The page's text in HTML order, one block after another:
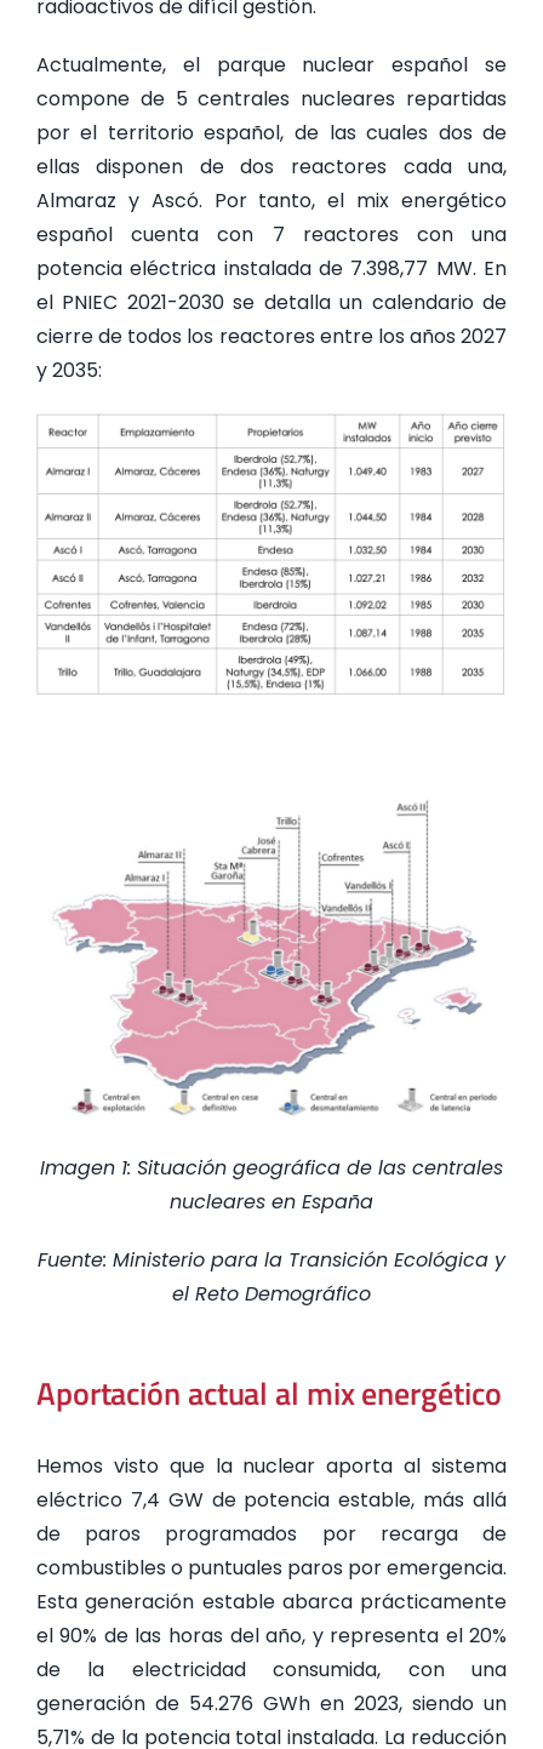
radioactivos de difícil gestión.
Actualmente, el parque nuclear español se
compone de 5 centrales nucleares repartidas
por el territorio español, de las cuales dos de
ellas disponen de dos reactores cada una,
Almaraz y Ascó. Por tanto, el mix energético
español cuenta con 7 reactores con una
potencia eléctrica instalada de 7.398,77 MW. En
el PNIEC 2021-2030 se detalla un calendario de
cierre de todos los reactores entre los años 2027
y 2035:
Imagen 1: Situación geográfica de las centrales
nucleares en España
Fuente: Ministerio para la Transición Ecológica y
el Reto Demográfico
Aportación actual al mix energético
Hemos visto que la nuclear aporta al sistema
eléctrico 7,4 GW de potencia estable, más allá
de paros programados por recarga de
combustibles o puntuales paros por emergencia.
Esta generación estable abarca prácticamente
el 90% de las horas del año, y representa el 20%
de la electricidad consumida, con una
generación de 54.276 GWh en 2023, siendo un
5,71% de la potencia total instalada. La reducción